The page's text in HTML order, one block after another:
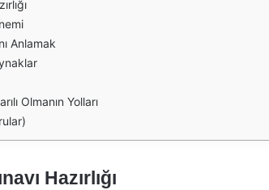
Anlamak
Olmanın Yolları
Hazırlığı